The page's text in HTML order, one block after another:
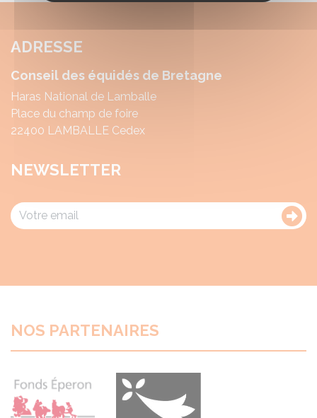
ADRESSE
Conseil des équidés de Bretagne
Haras National de Lamballe
Place du champ de foire
22400 LAMBALLE Cedex
NEWSLETTER
NOS PARTENAIRES